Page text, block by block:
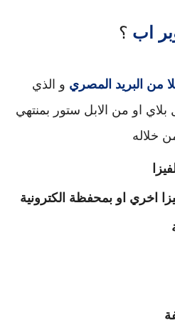
اب ؟
من البريد المصري و الذي
او من الابل ستور بمنتهي
خلاله
اخري او بمحفظة الكترونية